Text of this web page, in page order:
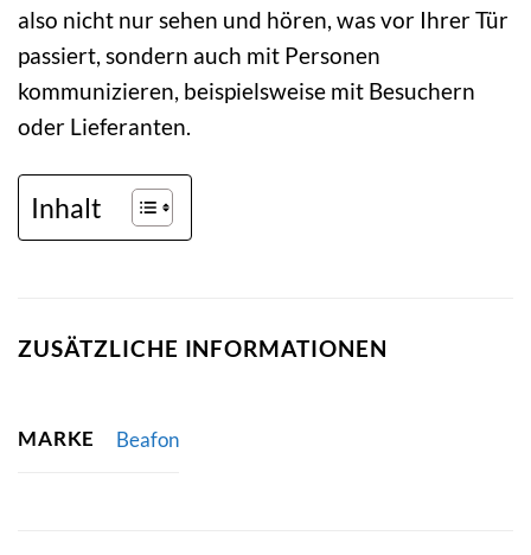
also nicht nur sehen und hören, was vor Ihrer Tür
passiert, sondern auch mit Personen
kommunizieren, beispielsweise mit Besuchern
oder Lieferanten.
Inhalt
ZUSÄTZLICHE INFORMATIONEN
MARKE Beafon